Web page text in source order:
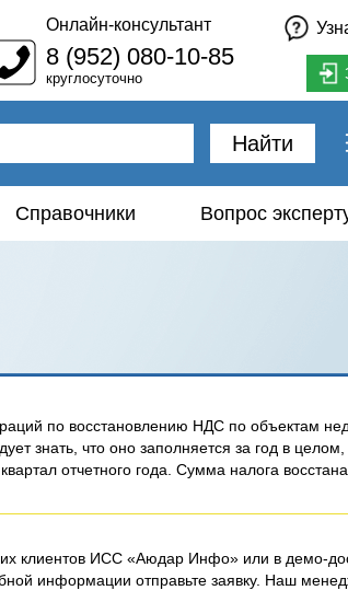
Онлайн-консультант
8 (952) 080-10-85
круглосуточно
Найти
Справочники Вопрос
по восстановлению НДС по объектам
знать, что оно заполняется за год в целом,
отчетного года. Сумма налога
клиентов ИСС «Аюдар Инфо» или в демо-
информации отправьте заявку. Наш